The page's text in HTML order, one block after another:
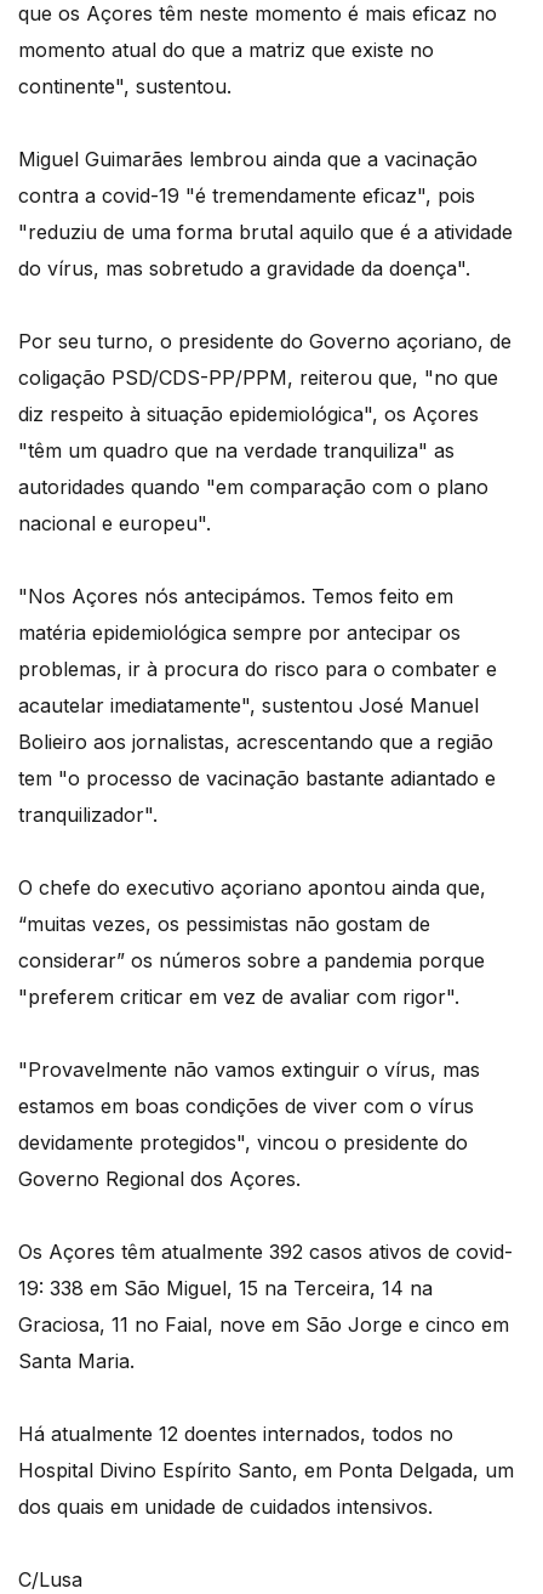
que os Açores têm neste momento é mais eficaz no
momento atual do que a matriz que existe no
continente", sustentou.
Miguel Guimarães lembrou ainda que a vacinação
contra a covid-19 "é tremendamente eficaz", pois
"reduziu de uma forma brutal aquilo que é a atividade
do vírus, mas sobretudo a gravidade da doença".
Por seu turno, o presidente do Governo açoriano, de
coligação PSD/CDS-PP/PPM, reiterou que, "no que
diz respeito à situação epidemiológica", os Açores
"têm um quadro que na verdade tranquiliza" as
autoridades quando "em comparação com o plano
nacional e europeu".
"Nos Açores nós antecipámos. Temos feito em
matéria epidemiológica sempre por antecipar os
problemas, ir à procura do risco para o combater e
acautelar imediatamente", sustentou José Manuel
Bolieiro aos jornalistas, acrescentando que a região
tem "o processo de vacinação bastante adiantado e
tranquilizador".
O chefe do executivo açoriano apontou ainda que,
“muitas vezes, os pessimistas não gostam de
considerar” os números sobre a pandemia porque
"preferem criticar em vez de avaliar com rigor".
"Provavelmente não vamos extinguir o vírus, mas
estamos em boas condições de viver com o vírus
devidamente protegidos", vincou o presidente do
Governo Regional dos Açores.
Os Açores têm atualmente 392 casos ativos de covid-
19: 338 em São Miguel, 15 na Terceira, 14 na
Graciosa, 11 no Faial, nove em São Jorge e cinco em
Santa Maria.
Há atualmente 12 doentes internados, todos no
Hospital Divino Espírito Santo, em Ponta Delgada, um
dos quais em unidade de cuidados intensivos.
C/Lusa